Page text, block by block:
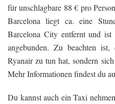
für unschlagbare 88 € pro
Barcelona liegt ca. eine
Barcelona City entfernt und
angebunden. Zu beachten
Ryanair zu tun hat, sondern
Mehr Informationen findest du
Du kannst auch ein Taxi